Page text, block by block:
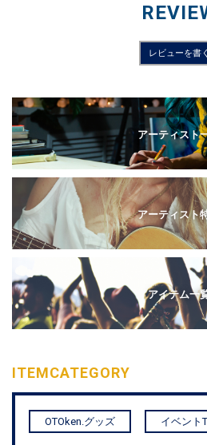
レビューを書く
アーティスト
アーティスト
アイテム一
ITEMCATEGORY
OTOken.グッズ イベント